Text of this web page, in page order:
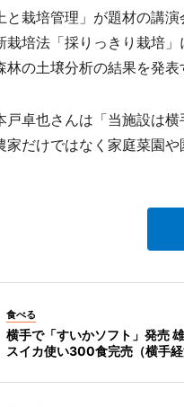
栽培管理」が題材の講
栽培法「採りっきり栽培
林の土壌分析の結果を発
卓也さんは「当施設は
家だけではなく家庭菜園
食べる
横手で「すいかソフト」発売
スイカ使い300食完売（横手経